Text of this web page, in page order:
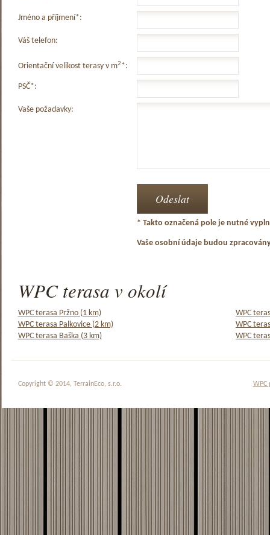
Jméno a příjmení*:
Váš telefon:
Orientační velikost terasy v m2*:
PSČ*:
Vaše požadavky:
* Takto označená pole je nutné
Vaše osobní údaje budou
WPC terasa v okolí
WPC terasa Pržno (1 km)
WPC
WPC terasa Palkovice (2 km)
WPC
WPC terasa Baška (3 km)
WPC
WPC
Copyright © 2014, TerrainEco, s.r.o.